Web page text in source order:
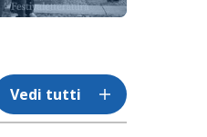
Vedi tutti